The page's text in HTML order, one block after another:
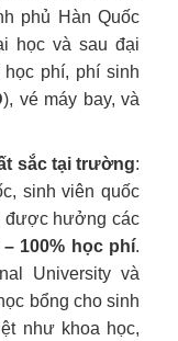
phủ Hàn Quốc
học và sau đại
phí, phí sinh
), vé máy bay, và
sắc tại trường:
sinh viên quốc
được hưởng các
– 100% học phí.
University và
bổng cho sinh
như khoa học,